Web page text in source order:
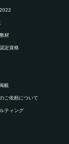
材
認定資格
載
ご依頼について
ティング